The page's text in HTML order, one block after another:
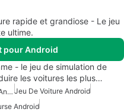
rapide et grandiose - Le jeu
ultime.
pour Android
- le jeu de simulation de
les voitures les plus…
Jeux De Conduite De Voiture Pour Android Jeu De Voiture Android
Android